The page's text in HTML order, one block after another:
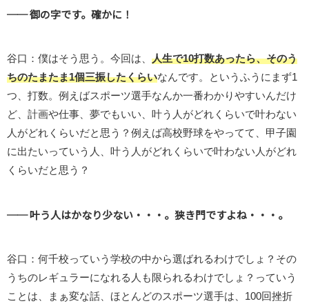
── 御の字です。確かに！
谷口：僕はそう思う。今回は、 人生で10打数あったら、そのう
ちのたまたま1個三振したくらいなんです。というふうにまず1
つ、打数。例えばスポーツ選手なんか一番わかりやすいんだけ
ど、計画や仕事、夢でもいい、叶う人がどれくらいで叶わない
人がどれくらいだと思う？例えば高校野球をやってて、甲子園
に出たいっていう人、叶う人がどれくらいで叶わない人がどれ
くらいだと思う？
── 叶う人はかなり少ない・・・。狭き門ですよね・・・。
谷口：何千校っていう学校の中から選ばれるわけでしょ？その
うちのレギュラーになれる人も限られるわけでしょ？っていう
ことは、まぁ変な話、ほとんどのスポーツ選手は、100回挫折